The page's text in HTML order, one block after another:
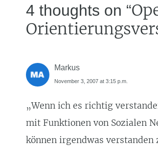
4 thoughts on “
Markus
November 3, 2007 at 3:15 p.m.
„Wenn ich es richtig
mit Funktionen von Sozialen
können irgendwas